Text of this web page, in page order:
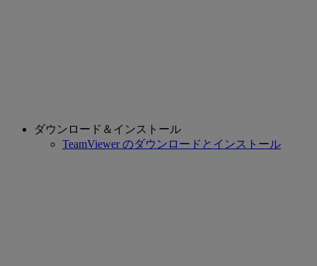
ダウンロード＆インストール
TeamViewer のダウンロードとインストール